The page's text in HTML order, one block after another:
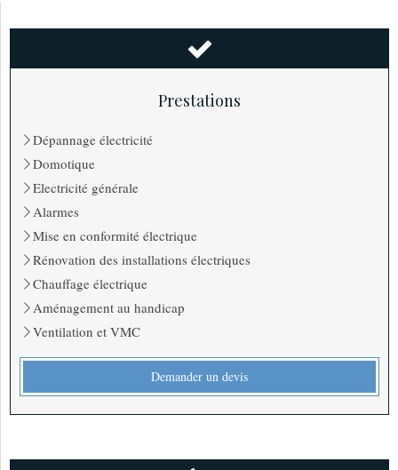
Prestations
Dépannage électricité
Domotique
Electricité générale
Alarmes
Mise en conformité électrique
Rénovation des installations électriques
Chauffage électrique
Aménagement au handicap
Ventilation et VMC
Demander un devis